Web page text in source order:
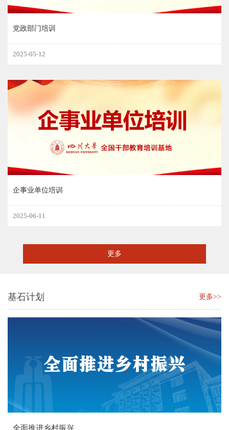
党政部门培训
2025-05-12
企事业单位培训
2025-06-11
更多
基石计划 更多>>
全面推进乡村振兴